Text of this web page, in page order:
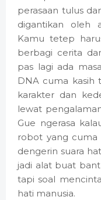
perasaan tulus
digantikan oleh
Kamu tetep
berbagi cerita
pas lagi ada
DNA cuma kasih
karakter dan
lewat
Gue ngerasa
robot yang cuma
dengerin suara
jadi alat buat
tapi soal
hati manusia.